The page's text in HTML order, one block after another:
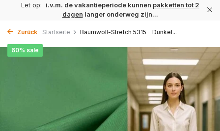
Let op: i.v.m. de vakantieperiode kunnen pakketten tot 2
dagen langer onderweg zijn...
Zurück Startseite Baumwoll-Stretch 5315 - Dunkel...
60% sale